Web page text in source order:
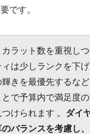
です。
ラット数を重視し
ィは少しランクを下
輝きを最優先するな
で予算内で満足度
けられます 。 ダイ
バランスを考慮し